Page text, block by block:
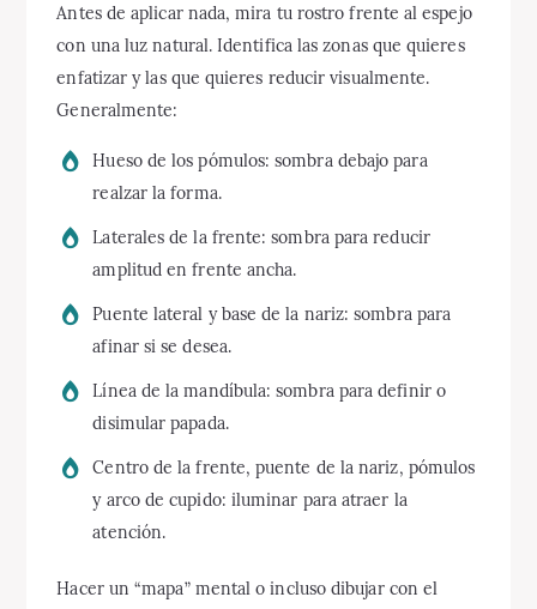
Antes de aplicar nada, mira tu rostro frente al espejo
con una luz natural. Identifica las zonas que quieres
enfatizar y las que quieres reducir visualmente.
Generalmente:
Hueso de los pómulos: sombra debajo para
realzar la forma.
Laterales de la frente: sombra para reducir
amplitud en frente ancha.
Puente lateral y base de la nariz: sombra para
afinar si se desea.
Línea de la mandíbula: sombra para definir o
disimular papada.
Centro de la frente, puente de la nariz, pómulos
y arco de cupido: iluminar para atraer la
atención.
Hacer un “mapa” mental o incluso dibujar con el